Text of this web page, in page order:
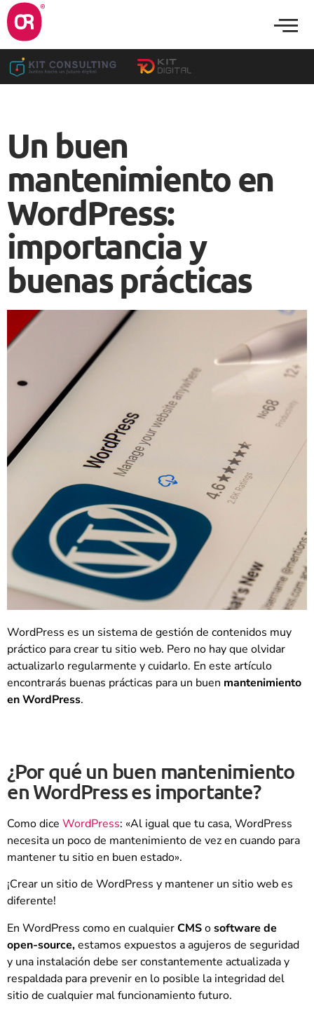
Un buen
mantenimiento en
WordPress:
importancia y
buenas prácticas
WordPress es un sistema de gestión de contenidos muy
práctico para crear tu sitio web. Pero no hay que olvidar
actualizarlo regularmente y cuidarlo. En este artículo
encontrarás buenas prácticas para un buen mantenimiento
en WordPress.
¿Por qué un buen mantenimiento
en WordPress es importante?
Como dice WordPress: «Al igual que tu casa, WordPress
necesita un poco de mantenimiento de vez en cuando para
mantener tu sitio en buen estado».
¡Crear un sitio de WordPress y mantener un sitio web es
diferente!
En WordPress como en cualquierCMSosoftware de
open-source,estamos expuestos a agujeros de seguridad
y una instalación debe ser constantemente actualizada y
respaldada para prevenir en lo posible la integridad del
sitio de cualquier mal funcionamiento futuro.